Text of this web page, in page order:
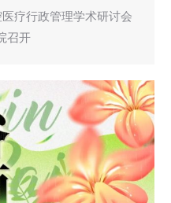
疗行政管理学术研讨会
召开